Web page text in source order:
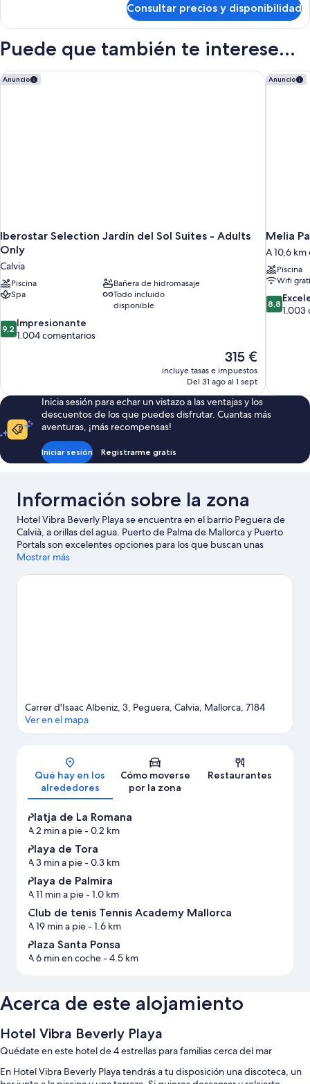
Consultar precios y disponibilidad
Puede que también te interese...
Anuncio
Iberostar Selection Jardín del Sol Suites - Adults
Only
Calvia
Piscina
Bañera de hidromasaje
Spa
Todo incluido
disponible
9.2
sobre
9,2 Impresionante
1.004 comentarios
El
precio
actual
de
315 €
315 €
incluye tasas e impuestos
Del 31 ago al 1 sept
Iberostar Selection Jardín del Sol Suites - Adults OnlyAnuncio
Melia
A 10,6 km
Piscina
Wifi
8.8
sobre
8,8
1.003
Melia
Inicia sesión para echar un vistazo a las ventajas y los
descuentos de los que puedes disfrutar. Cuantas más
aventuras, ¡más recompensas!
Iniciar sesión Registrarme gratis
Información sobre la zona
Hotel Vibra Beverly Playa se encuentra en el barrio Peguera de
Calvià, a orillas del agua. Puerto de Palma de Mallorca y Puerto
Portals son excelentes opciones para los que buscan unas
vacaciones activas, pero si prefieres sumergirte en la naturaleza,
necesitas. ¿Viajas con niños? Si es así, puedes llevarlos a Parque
Mostrar más
Mapa
Carrer d'Isaac Albeniz, 3, Peguera, Calvia, Mallorca, 7184
Ver en el mapa
Qué hay en los
alrededores
Cómo moverse
por la zona
Restaurantes
Platja de La Romana
A 2 min a pie- 0.2 km
Playa de Tora
A 3 min a pie- 0.3 km
Playa de Palmira
A 11 min a pie- 1.0 km
Club de tenis Tennis Academy Mallorca
A 19 min a pie- 1.6 km
Plaza Santa Ponsa
A 6 min en coche- 4.5 km
Acerca de este alojamiento
Hotel Vibra Beverly Playa
Quédate en este hotel de 4 estrellas para familias cerca del mar
En Hotel Vibra Beverly Playa tendrás a tu disposición una discoteca, un